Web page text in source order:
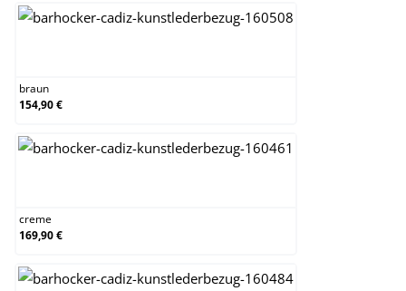
braun
154,90 €
creme
169,90 €